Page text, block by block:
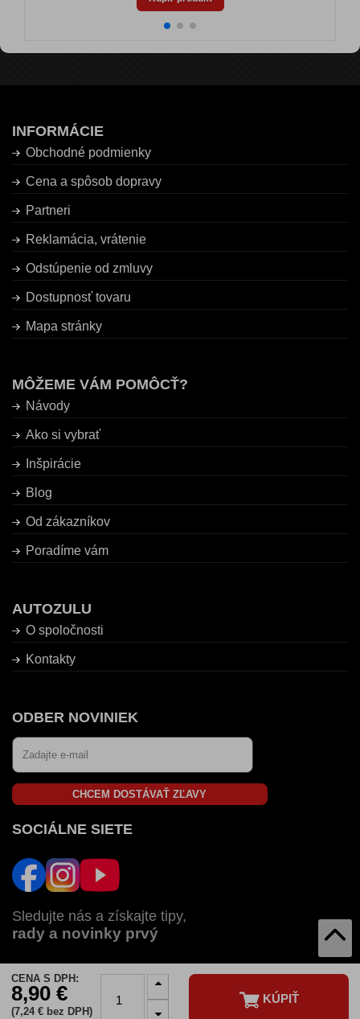
CENA S DPH:
8,90 €
(7,24 € bez DPH)
KÚPIŤ
INFORMÁCIE
Obchodné podmienky
Cena a spôsob dopravy
Partneri
Reklamácia, vrátenie
Odstúpenie od zmluvy
Dostupnosť tovaru
Mapa stránky
MÔŽEME VÁM POMÔCŤ?
Návody
Ako si vybrať
Inšpirácie
Blog
Od zákazníkov
Poradíme vám
AUTOZULU
O spoločnosti
Kontakty
ODBER NOVINIEK
CHCEM DOSTÁVAŤ ZĽAVY
SOCIÁLNE SIETE
Sledujte nás a získajte tipy,
rady a novinky prvý
AUTOZULU V:
SKCZ